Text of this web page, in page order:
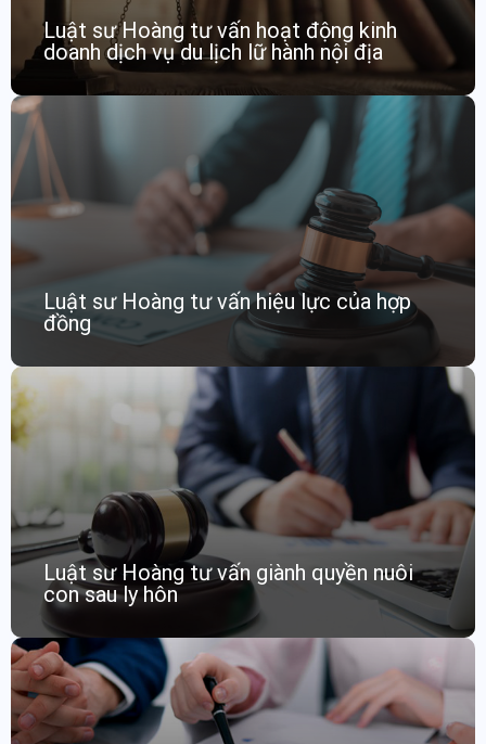
Luật sư Hoàng tư vấn hoạt động kinh
doanh dịch vụ du lịch lữ hành nội địa
Luật sư Hoàng tư vấn hiệu lực của hợp
đồng
Luật sư Hoàng tư vấn giành quyền nuôi
con sau ly hôn